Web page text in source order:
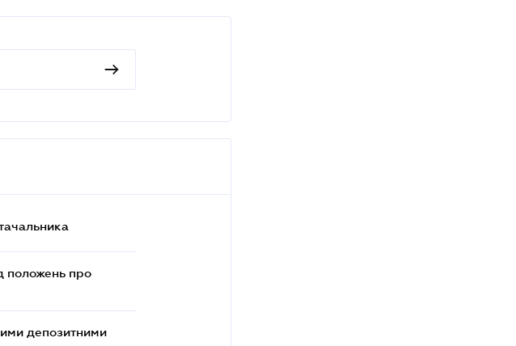
положень про
депозитними